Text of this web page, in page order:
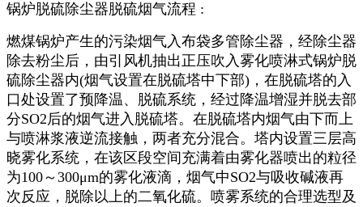
锅炉脱硫除尘器脱硫烟气流程 :
燃煤锅炉产生的污染烟气入布袋多管除尘器，经除尘器
除去粉尘后，由引风机抽出正压吹入雾化喷淋式锅炉脱
硫除尘器内(烟气设置在脱硫塔中下部)，在脱硫塔的入
口处设置了预降温、脱硫系统，经过降温增湿并脱去部
分SO2后的烟气进入脱硫塔。在脱硫塔内烟气由下而上
与喷淋浆液逆流接触，两者充分混合。塔内设置三层高
晓雾化系统，在该区段空间充满着由雾化器喷出的粒径
为100～300μm的雾化液滴，烟气中SO2与吸收碱液再
次反应，脱除以上的二氧化硫。喷雾系统的合理选型及